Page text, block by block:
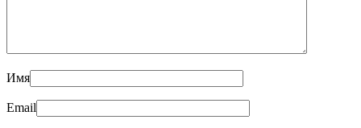
Имя
Email